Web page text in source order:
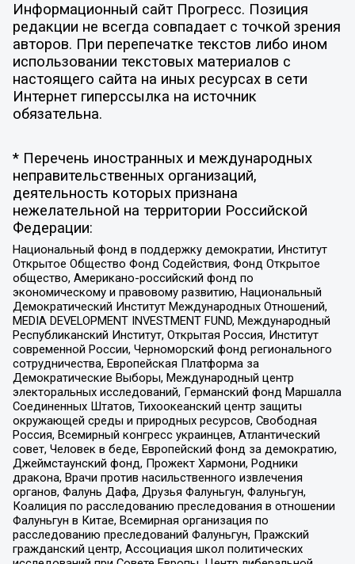
Информационный сайт Прогресс. Позиция
редакции не всегда совпадает с точкой зрения
авторов. При перепечатке текстов либо ином
использовании текстовых материалов с
настоящего сайта на иных ресурсах в сети
Интернет гиперссылка на источник
обязательна.
* Перечень иностранных и международных
неправительственных организаций,
деятельность которых признана
нежелательной на территории Российской
Федерации:
Национальный фонд в поддержку демократии, Институт
Открытое Общество Фонд Содействия, Фонд Открытое
общество, Американо-российский фонд по
экономическому и правовому развитию, Национальный
Демократический Институт Международных Отношений,
MEDIA DEVELOPMENT INVESTMENT FUND, Международный
Республиканский Институт, Открытая Россия, Институт
современной России, Черноморский фонд регионального
сотрудничества, Европейская Платформа за
Демократические Выборы, Международный центр
электоральных исследований, Германский фонд Маршалла
Соединенных Штатов, Тихоокеанский центр защиты
окружающей среды и природных ресурсов, Свободная
Россия, Всемирный конгресс украинцев, Атлантический
совет, Человек в беде, Европейский фонд за демократию,
Джеймстаунский фонд, Прожект Хармони, Родники
дракона, Врачи против насильственного извлечения
органов, Фалунь Дафа, Друзья Фалуньгун, Фалуньгун,
Коалиция по расследованию преследования в отношении
Фалуньгун в Китае, Всемирная организация по
расследованию преследований Фалуньгун, Пражский
гражданский центр, Ассоциация школ политических